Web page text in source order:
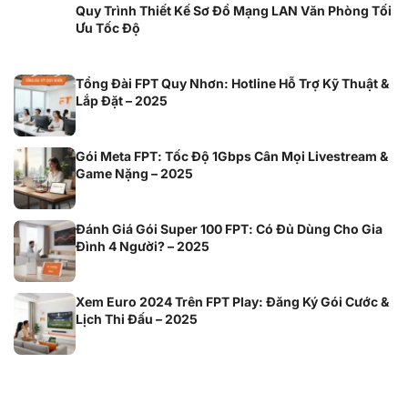
Quy Trình Thiết Kế Sơ Đồ Mạng LAN Văn Phòng Tối
Ưu Tốc Độ
Tổng Đài FPT Quy Nhơn: Hotline Hỗ Trợ Kỹ Thuật &
Lắp Đặt – 2025
Gói Meta FPT: Tốc Độ 1Gbps Cân Mọi Livestream &
Game Nặng – 2025
Đánh Giá Gói Super 100 FPT: Có Đủ Dùng Cho Gia
Đình 4 Người? – 2025
Xem Euro 2024 Trên FPT Play: Đăng Ký Gói Cước &
Lịch Thi Đấu – 2025